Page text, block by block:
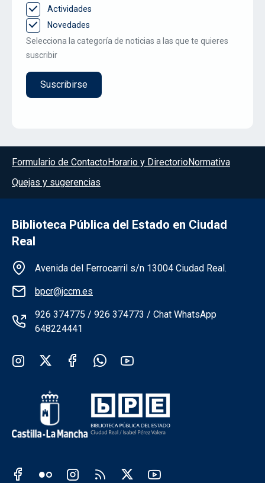
Actividades
Novedades
Selecciona la categoría de noticias a las que te quieres
suscribir
Menú del pie
Formulario de ContactoHorario y DirectorioNormativa
Quejas y sugerencias
Biblioteca Pública del Estado en Ciudad
Real
Información de la institución
Avenida del Ferrocarril s/n 13004 Ciudad Real.
bpcr@jccm.es
926 374775 / 926 374773 / Chat WhatsApp
648224441
Redes sociales institución
Redes sociales JCCM